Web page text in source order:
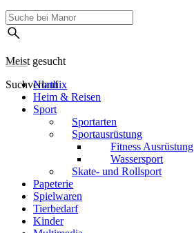
Meist gesucht
Suchverlauf
Northix
Heim & Reisen
Sport
Sportarten
Sportausrüstung
Fitness Ausrüstung
Wassersport
Skate- und Rollsport
Papeterie
Spielwaren
Tierbedarf
Kinder